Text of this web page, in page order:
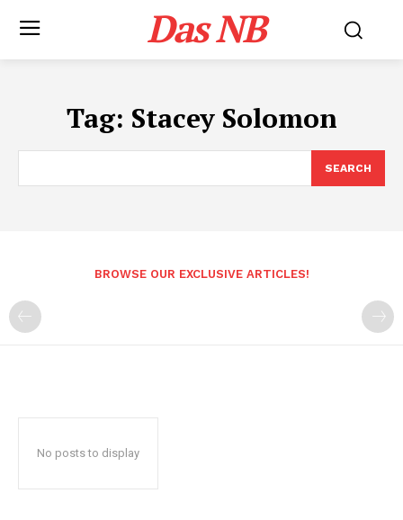
Das NB
Tag: Stacey Solomon
SEARCH
BROWSE OUR EXCLUSIVE ARTICLES!
No posts to display